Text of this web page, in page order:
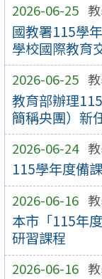
2026-06-25
國教署115學
學校國際教育
2026-06-25
教育部辦理
簡稱央團）新
2026-06-24
115學年度備
2026-06-16
本市「115年
研習課程
2026-06-16